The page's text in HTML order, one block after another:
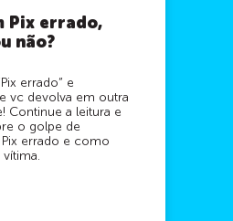
Pix errado,
não?
errado” e
vc devolva em outra
Continue a leitura e
o golpe de
errado e como
vítima.